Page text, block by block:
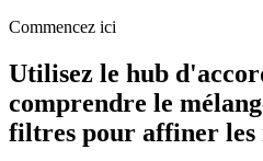
Commencez ici
Utilisez le hub
comprendre le
filtres pour affiner les